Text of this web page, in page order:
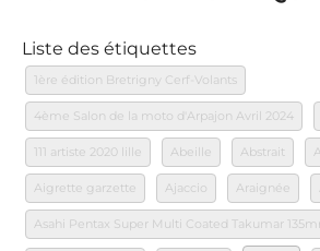
Liste des étiquettes
1ère édition Bretrigny Cerf-Volants
4ème Salon de la moto d'Arpajon Avril 2024
111 artiste 2020 lille Abeille Abstrait
Aigrette garzette Ajaccio Araignée
Asahi Pentax Super Multi Coated Takumar